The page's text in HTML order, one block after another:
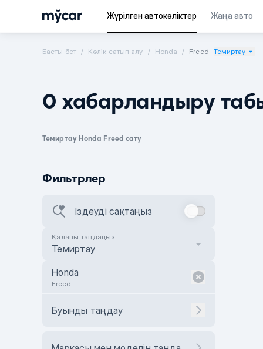
Жүрілген автокөліктер Жаңа авто
Басты бет Көлік сатып алу Honda Freed Темиртау
0 хабарландыру
Темиртау Honda Freed сату
Фильтрлер
Іздеуді сақтаңыз
Қаланы таңдаңыз
Темиртау
Honda
Freed
Буынды таңдау